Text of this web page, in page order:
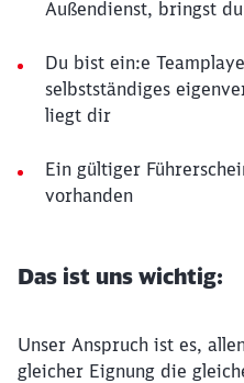
Außendienst, bringst
Du bist ein:e
selbstständiges
liegt dir
Ein gültiger
vorhanden
Das ist uns wichtig:
Unser Anspruch ist es,
gleicher Eignung die